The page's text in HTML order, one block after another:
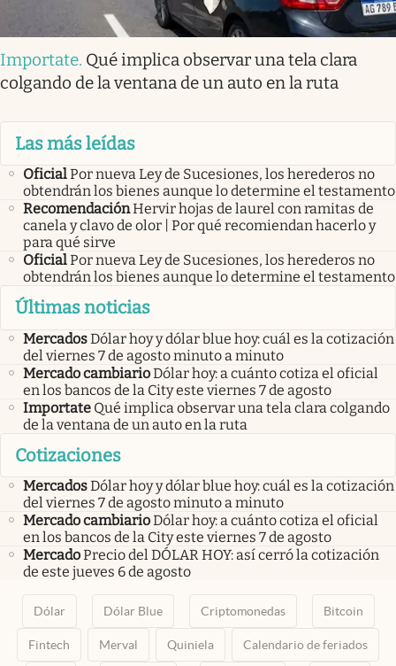
Importate. Qué implica observar una tela clara
colgando de la ventana de un auto en la ruta
Las más leídas
OficialPor nueva Ley de Sucesiones, los herederos no
obtendrán los bienes aunque lo determine el testamento
RecomendaciónHervir hojas de laurel con ramitas de
canela y clavo de olor | Por qué recomiendan hacerlo y
para qué sirve
OficialPor nueva Ley de Sucesiones, los herederos no
obtendrán los bienes aunque lo determine el testamento
Últimas noticias
MercadosDólar hoy y dólar blue hoy: cuál es la cotización
del viernes 7 de agosto minuto a minuto
Mercado cambiarioDólar hoy: a cuánto cotiza el oficial
en los bancos de la City este viernes 7 de agosto
Importate Qué implica observar una tela clara colgando
de la ventana de un auto en la ruta
Cotizaciones
MercadosDólar hoy y dólar blue hoy: cuál es la cotización
del viernes 7 de agosto minuto a minuto
Mercado cambiarioDólar hoy: a cuánto cotiza el oficial
en los bancos de la City este viernes 7 de agosto
MercadoPrecio del DÓLAR HOY: así cerró la cotización
de este jueves 6 de agosto
Dólar Dólar Blue Criptomonedas Bitcoin
Fintech Merval Quiniela Calendario de feriados